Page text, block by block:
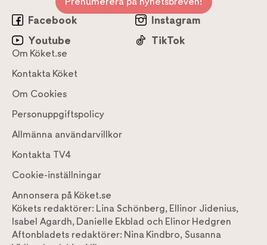
Facebook
Instagram
Youtube
TikTok
Om Köket.se
Kontakta Köket
Om Cookies
Personuppgiftspolicy
Allmänna användarvillkor
Kontakta TV4
Cookie-inställningar
Annonsera på Köket.se
Kökets redaktörer: Lina Schönberg, Ellinor Jidenius,
Isabel Agardh, Danielle Ekblad och Elinor Hedgren
Aftonbladets redaktörer: Nina Kindbro, Susanna